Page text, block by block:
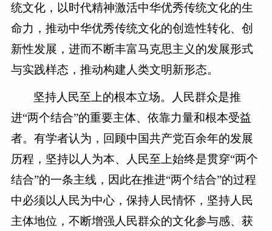
统文化，以时代精神激活中华优秀传统文化的生
命力，推动中华优秀传统文化的创造性转化、创
新性发展，进而不断丰富马克思主义的发展形式
与实践样态，推动构建人类文明新形态。
坚持人民至上的根本立场。人民群众是推
进“两个结合”的重要主体、依靠力量和根本受益
者。有学者认为，回顾中国共产党百余年的发展
历程，坚持以人为本、人民至上始终是贯穿“两个
结合”的一条主线，因此在推进“两个结合”的过程
中必须以人民为中心，保持人民情怀，坚持人民
主体地位，不断增强人民群众的文化参与感、获